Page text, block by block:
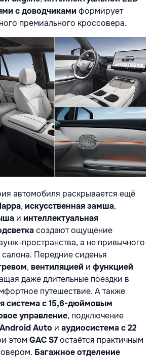
с доводчиками формирует
премиального кроссовера.
автомобиля раскрывается ещё
, искусственная замша,
и интеллектуальная
создают ощущение
пространства, а не привычного
Передние сиденья
, вентиляцией и функцией
даже длительные поездки в
путешествие. А также
система с 15,6-дюймовым
управление, подключение
Android Auto и аудиосистема с 22
этомGAC S7остаётся практичным
Багажное отделение